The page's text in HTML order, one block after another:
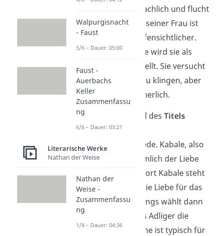
sehr umgangssprachlich und flucht
über den Adel. Bei seiner Frau ist
das sogar noch offensichtlicher.
Durch ihre Sprache wird sie als
dümmlich dargestellt. Sie versucht
zwar, gehobener zu klingen, aber
das wirkt eher lächerlich.
Auch die Wortwahl desTitels
verdeutlicht die
Standesunterschiede. Kabale, also
Intrige, stehen nämlich der Liebe
gegenüber. Das Wort Kabale steht
für den Adel und die Liebe für das
Bürgertum. Allerdings wählt dann
auch Ferdinand als Adliger die
Liebe. Seine Sprache ist typisch für
Walpurgisnacht
- Faust
5/6 – Dauer: 05:00
Faust -
Auerbachs
Keller
Zusammenfassu
ng
6/6 – Dauer: 03:21
Literarische Werke
Nathan der Weise
Nathan der
Weise -
Zusammenfassu
ng
1/8 – Dauer: 04:36